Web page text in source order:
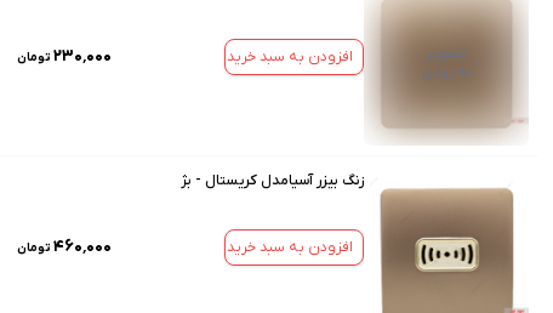
تصویر
به زودی
افزودن به سبد خرید ۲۳۰٬۰۰۰ تومان
زنگ بیزر آسیامدل کریستال - بژ
افزودن به سبد خرید ۴۶۰٬۰۰۰ تومان